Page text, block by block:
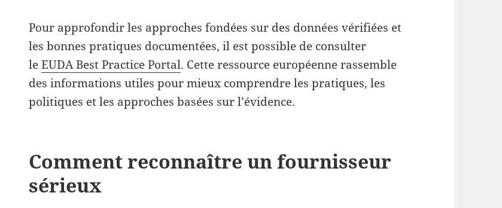
Pour approfondir les approches fondées sur des données vérifiées et
les bonnes pratiques documentées, il est possible de consulter
leEUDA Best Practice Portal. Cette ressource européenne rassemble
des informations utiles pour mieux comprendre les pratiques, les
politiques et les approches basées sur l’évidence.
Comment reconnaître un fournisseur
sérieux